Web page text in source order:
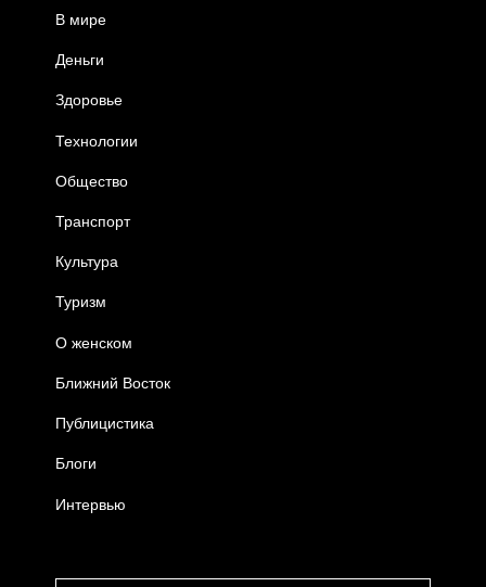
В мире
Деньги
Здоровье
Технологии
Общество
Транспорт
Культура
Туризм
О женском
Ближний Восток
Публицистика
Блоги
Интервью